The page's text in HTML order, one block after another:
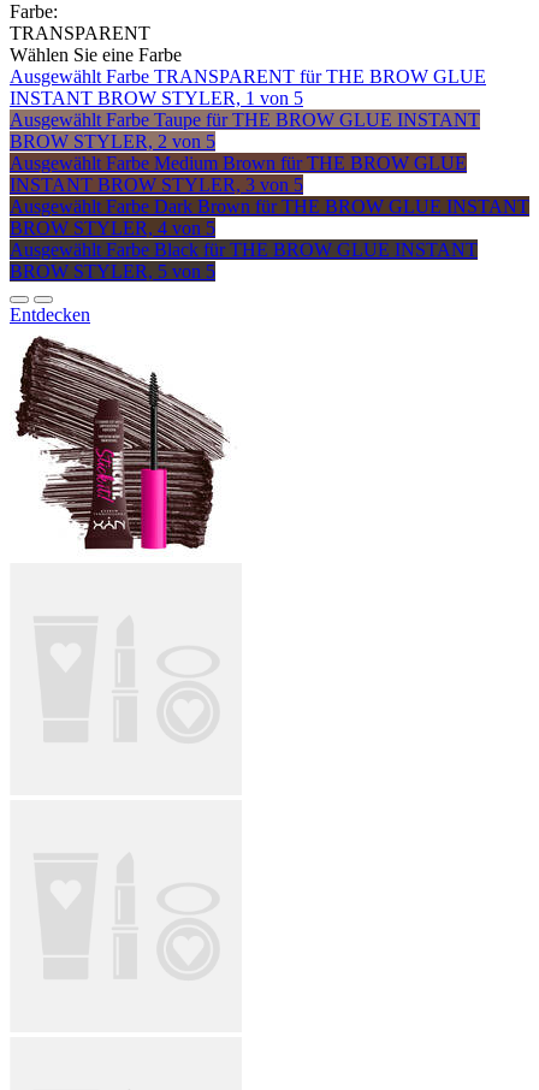
Farbe:
TRANSPARENT
Wählen Sie eine Farbe
Ausgewählt Farbe TRANSPARENT für THE BROW GLUE
INSTANT BROW STYLER, 1 von 5
Ausgewählt Farbe Taupe für THE BROW GLUE INSTANT
BROW STYLER, 2 von 5
Ausgewählt Farbe Medium Brown für THE BROW GLUE
INSTANT BROW STYLER, 3 von 5
Ausgewählt Farbe Dark Brown für THE BROW GLUE INSTANT
BROW STYLER, 4 von 5
Ausgewählt Farbe Black für THE BROW GLUE INSTANT
BROW STYLER, 5 von 5
Entdecken